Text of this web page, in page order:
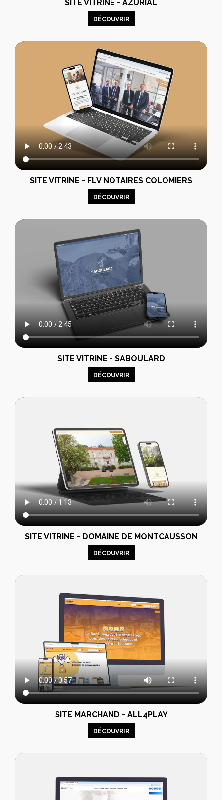
SITE VITRINE - AZURIAL
DÉCOUVRIR
SITE VITRINE - FLV NOTAIRES COLOMIERS
DÉCOUVRIR
SITE VITRINE - SABOULARD
DÉCOUVRIR
SITE VITRINE - DOMAINE DE MONTCAUSSON
DÉCOUVRIR
SITE MARCHAND - ALL4PLAY
DÉCOUVRIR